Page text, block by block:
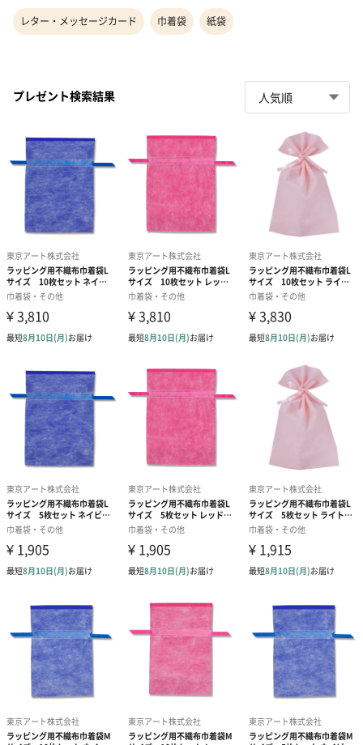
レター・メッセージカード 巾着袋 紙袋
プレゼント検索結果